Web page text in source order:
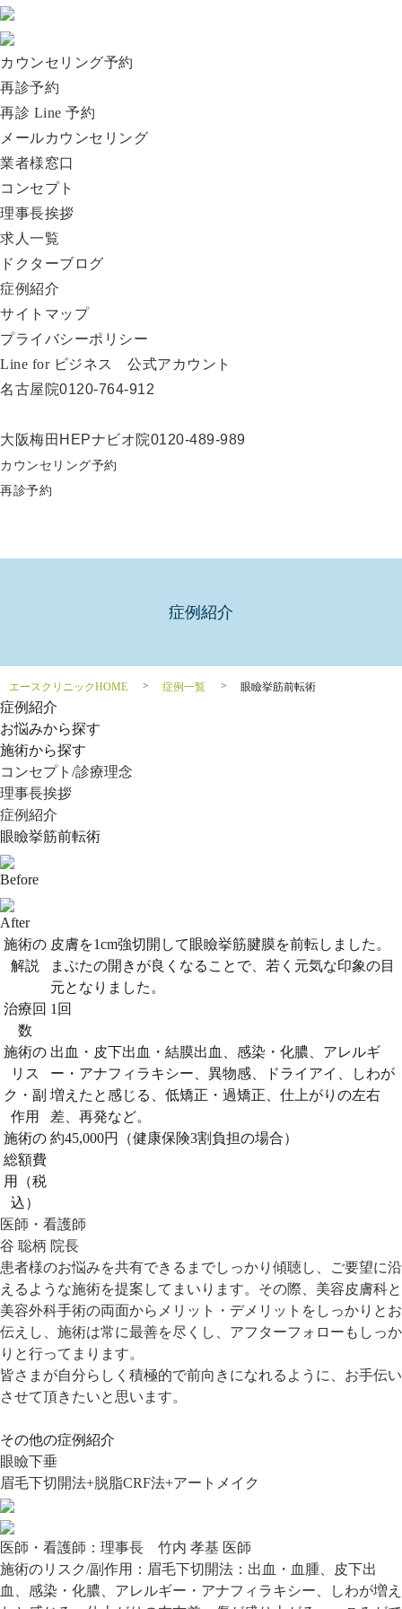
カウンセリング予約
再診予約
再診 Line 予約
メールカウンセリング
業者様窓口
コンセプト
理事長挨拶
求人一覧
ドクターブログ
症例紹介
サイトマップ
プライバシーポリシー
Line for ビジネス 公式アカウント
名古屋院0120-764-912
大阪梅田HEPナビオ院0120-489-989
カウンセリング予約
再診予約
症例紹介
エースクリニックHOME 症例一覧 眼瞼挙筋前転術
症例紹介
お悩みから探す
施術から探す
コンセプト/診療理念
理事長挨拶
症例紹介
眼瞼挙筋前転術
Before
After
施術の
解説
皮膚を1cm強切開して眼瞼挙筋腱膜を前転しました。
まぶたの開きが良くなることで、若く元気な印象の目
元となりました。
治療回
数
1回
施術の
リス
ク・副
作用
出血・皮下出血・結膜出血、感染・化膿、アレルギ
ー・アナフィラキシー、異物感、ドライアイ、しわが
増えたと感じる、低矯正・過矯正、仕上がりの左右
差、再発など。
施術の
総額費
用（税
込）
約45,000円（健康保険3割負担の場合）
医師・看護師
谷 聡柄 院長
患者様のお悩みを共有できるまでしっかり傾聴し、ご要望に沿
えるような施術を提案してまいります。その際、美容皮膚科と
美容外科手術の両面からメリット・デメリットをしっかりとお
伝えし、施術は常に最善を尽くし、アフターフォローもしっか
りと行ってまります。
皆さまが自分らしく積極的で前向きになれるように、お手伝い
させて頂きたいと思います。
その他の症例紹介
眼瞼下垂
眉毛下切開法+脱脂CRF法+アートメイク
医師・看護師： 理事長 竹内 孝基 医師
施術のリスク/副作用： 眉毛下切開法：出血・血腫、皮下出
血、感染・化膿、アレルギー・アナフィラキシー、しわが増え